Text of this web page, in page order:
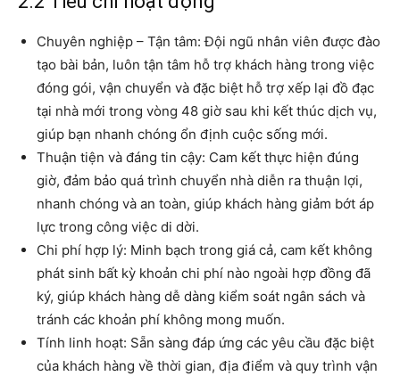
Chuyên nghiệp – Tận tâm: Đội ngũ nhân viên được đào
tạo bài bản, luôn tận tâm hỗ trợ khách hàng trong việc
đóng gói, vận chuyển và đặc biệt hỗ trợ xếp lại đồ đạc
tại nhà mới trong vòng 48 giờ sau khi kết thúc dịch vụ,
giúp bạn nhanh chóng ổn định cuộc sống mới.
Thuận tiện và đáng tin cậy: Cam kết thực hiện đúng
giờ, đảm bảo quá trình chuyển nhà diễn ra thuận lợi,
nhanh chóng và an toàn, giúp khách hàng giảm bớt áp
lực trong công việc di dời.
Chi phí hợp lý: Minh bạch trong giá cả, cam kết không
phát sinh bất kỳ khoản chi phí nào ngoài hợp đồng đã
ký, giúp khách hàng dễ dàng kiểm soát ngân sách và
tránh các khoản phí không mong muốn.
Tính linh hoạt: Sẵn sàng đáp ứng các yêu cầu đặc biệt
của khách hàng về thời gian, địa điểm và quy trình vận